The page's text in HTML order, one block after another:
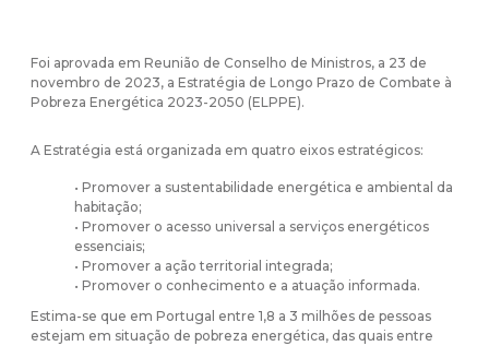
Foi aprovada em Reunião de Conselho de Ministros, a 23 de
novembro de 2023, a Estratégia de Longo Prazo de Combate à
Pobreza Energética 2023-2050 (ELPPE).
A Estratégia está organizada em quatro eixos estratégicos:
• Promover a sustentabilidade energética e ambiental da
habitação;
• Promover o acesso universal a serviços energéticos
essenciais;
• Promover a ação territorial integrada;
• Promover o conhecimento e a atuação informada.
Estima-se que em Portugal entre 1,8 a 3 milhões de pessoas
estejam em situação de pobreza energética, das quais entre